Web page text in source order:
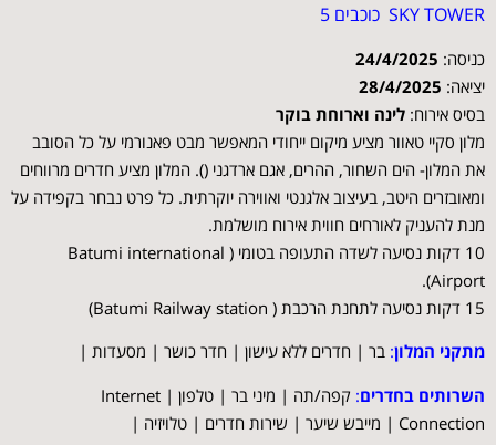
SKY TOWER כוכבים 5
כניסה: 24/4/2025
יציאה: 28/4/2025
בסיס אירוח: לינה וארוחת בוקר
מלון סקיי טאוור מציע מיקום ייחודי המאפשר מבט פאנורמי על כל הסובב
את המלון- הים השחור, ההרים, אגם ארדגני (). המלון מציע חדרים מרווחים
ומאובזרים היטב, בעיצוב אלגנטי ואווירה יוקרתית. כל פרט נבחר בקפידה על
מנת להעניק לאורחים חווית אירוח מושלמת.
10 דקות נסיעה לשדה התעופה בטומי ( Batumi international
Airport).
15 דקות נסיעה לתחנת הרכבת ( Batumi Railway station)
מתקני המלון: בר | חדרים ללא עישון | חדר כושר | מסעדות |
השרותים בחדרים:
קפה/תה | מיני בר | טלפון | Internet
Connection | מייבש שיער | שירות חדרים | טלויזיה |